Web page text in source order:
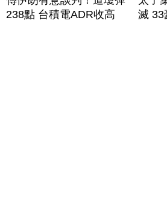
238點 台積電ADR收高
滅 33